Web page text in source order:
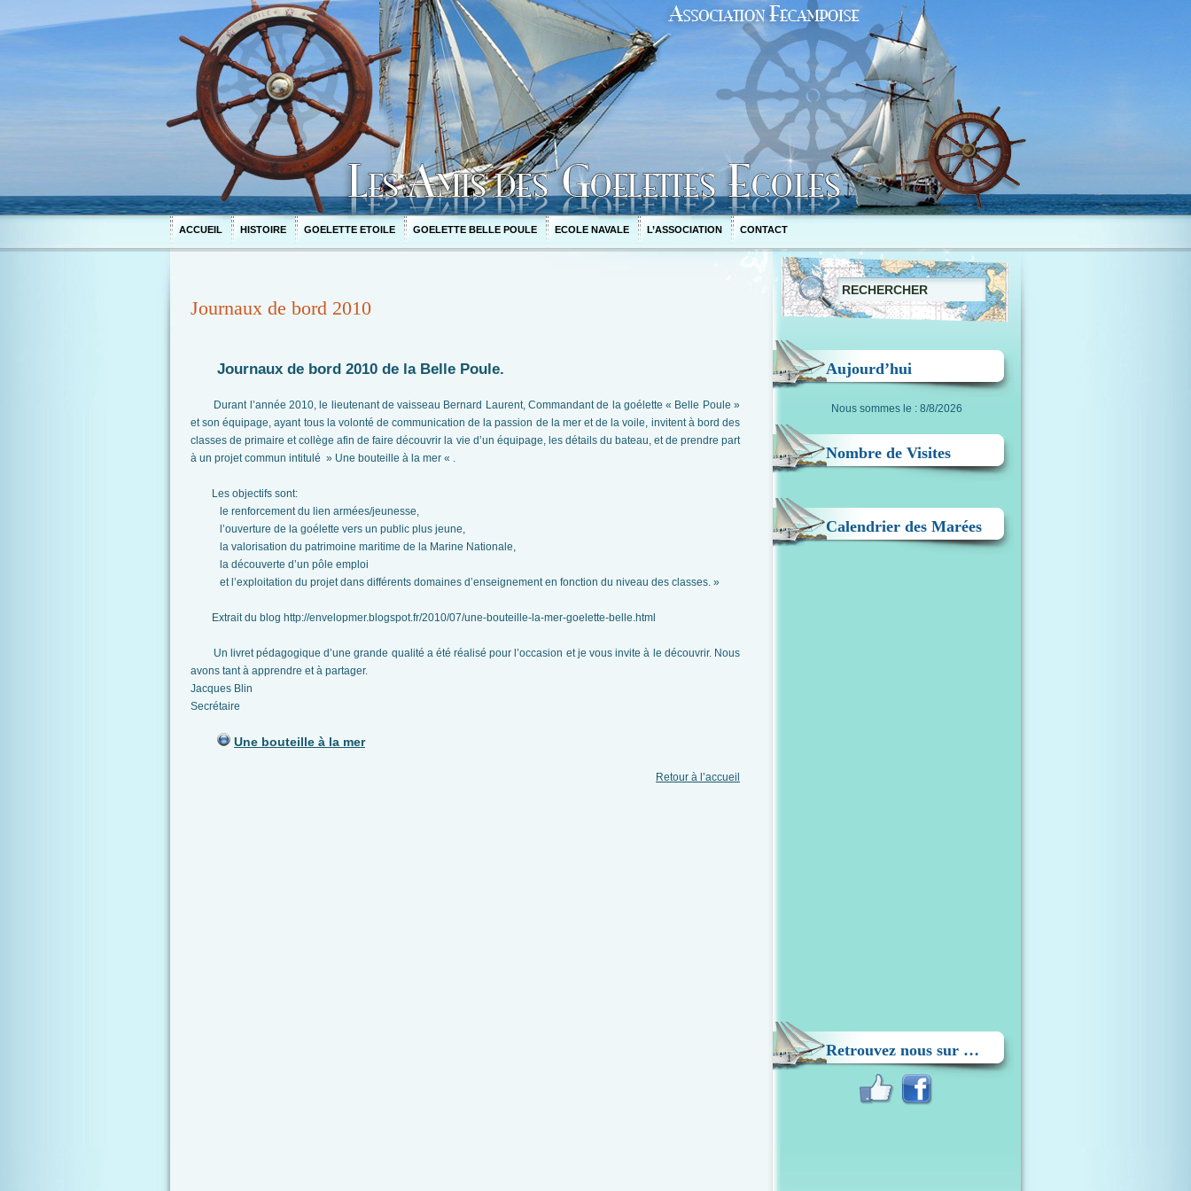
ACCUEIL HISTOIRE GOELETTE ETOILE GOELETTE BELLE POULE ECOLE NAVALE L’ASSOCIATION CONTACT
Journaux de bord 2010
Journaux de bord 2010 de la Belle Poule.
Durant l’année 2010, le lieutenant de vaisseau Bernard Laurent, Commandant de la goélette « Belle Poule »
et son équipage, ayant tous la volonté de communication de la passion de la mer et de la voile, invitent à bord des
classes de primaire et collège afin de faire découvrir la vie d’un équipage, les détails du bateau, et de prendre part
à un projet commun intitulé » Une bouteille à la mer « .
Les objectifs sont:
le renforcement du lien armées/jeunesse,
l’ouverture de la goélette vers un public plus jeune,
la valorisation du patrimoine maritime de la Marine Nationale,
la découverte d’un pôle emploi
et l’exploitation du projet dans différents domaines d’enseignement en fonction du niveau des classes. »
Extrait du blog http://envelopmer.blogspot.fr/2010/07/une-bouteille-la-mer-goelette-belle.html
Un livret pédagogique d’une grande qualité a été réalisé pour l’occasion et je vous invite à le découvrir. Nous
avons tant à apprendre et à partager.
Jacques Blin
Secrétaire
Une bouteille à la mer
Retour à l’accueil
Aujourd’hui
Nous sommes le : 8/8/2026
Nombre de Visites
Calendrier des Marées
Retrouvez nous sur …